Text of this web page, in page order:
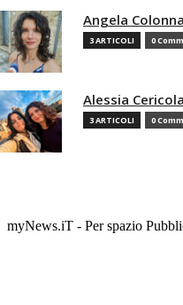
Angela Colonna
3 ARTICOLI 0
Alessia
3 ARTICOLI 0
myNews.iT - Per spazio